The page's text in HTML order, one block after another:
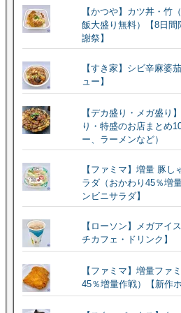
【かつや】カツ丼・竹
飯大盛り無料）【8日間
謝祭】
【すき家】シビ辛麻婆
ュー】
【デカ盛り・メガ盛り
り・特盛のお店まとめ
ー、ラーメンなど）
【ファミマ】増量 豚し
ラダ（おかわり45％増
ンビニサラダ】
【ローソン】メガアイ
チカフェ・ドリンク】
【ファミマ】増量ファ
45％増量作戦）【新作